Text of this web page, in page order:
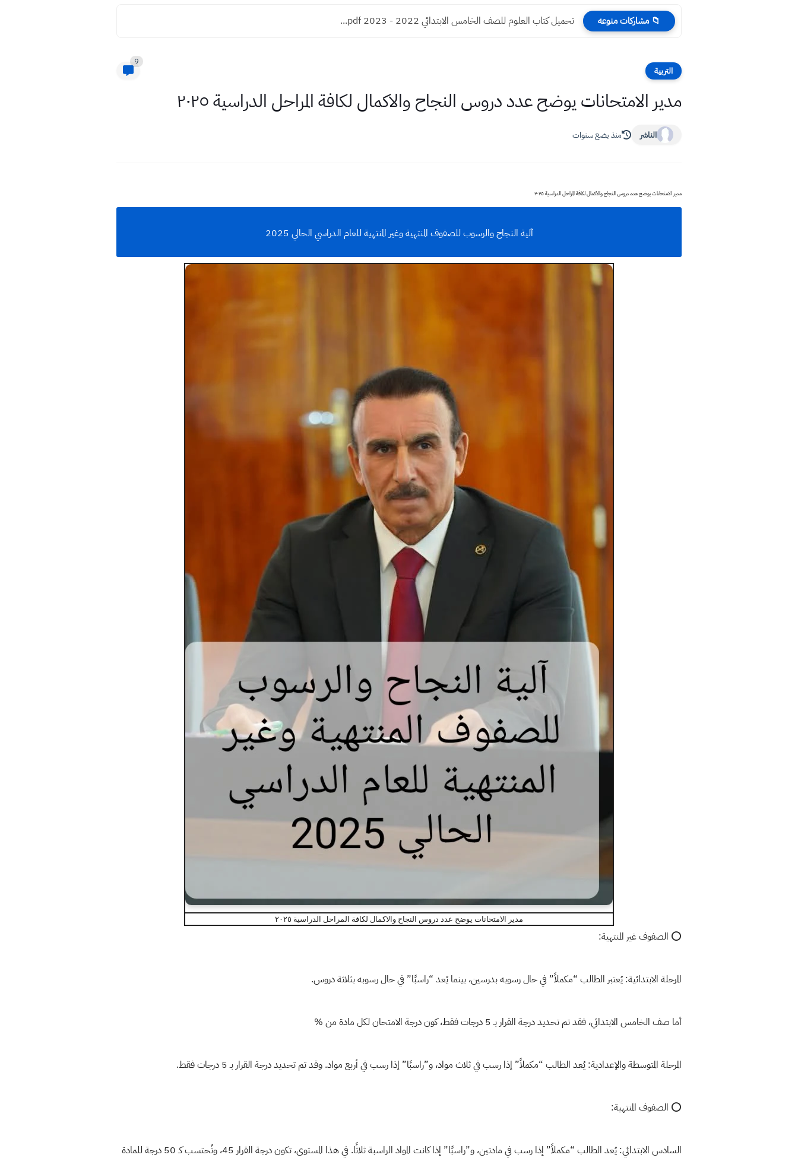
📁 مشاركات منوعه تحميل كتاب العلوم للصف الخامس الابتدائي 2022 - 2023 pdf...
التربية
9
مدير الامتحانات يوضح عدد دروس النجاح والاكمال لكافة المراحل الدراسية ٢٠٢٥
الناشر منذ بضع سنوات
مدير الامتحانات يوضح عدد دروس النجاح والاكمال لكافة المراحل الدراسية ٢٠٢٥
آلية النجاح والرسوب للصفوف المنتهية وغير المنتهية للعام الدراسي الحالي 2025
مدير الامتحانات يوضح عدد دروس النجاح والاكمال لكافة المراحل الدراسية ٢٠٢٥
⭕️ الصفوف غير المنتهية:
المرحلة الابتدائية: يُعتبر الطالب “مكملاً” في حال رسوبه بدرسين، بينما يُعد “راسبًا” في حال رسوبه بثلاثة دروس.
أما صف الخامس الابتدائي، فقد تم تحديد درجة القرار بـ 5 درجات فقط، كون درجة الامتحان لكل مادة من ‎%‎
المرحلة المتوسطة والإعدادية: يُعد الطالب “مكملاً” إذا رسب في ثلاث مواد، و”راسبًا” إذا رسب في أربع مواد. وقد تم تحديد درجة القرار بـ 5 درجات فقط.
⭕️ الصفوف المنتهية:
السادس الابتدائي: يُعد الطالب “مكملاً” إذا رسب في مادتين، و”راسبًا” إذا كانت المواد الراسبة ثلاثًا. في هذا المستوى، تكون درجة القرار 45، وتُحتسب كـ 50 درجة للمادة